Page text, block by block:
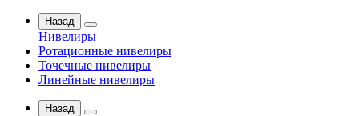
Назад
Нивелиры
Ротационные нивелиры
Точечные нивелиры
Линейные нивелиры
Назад